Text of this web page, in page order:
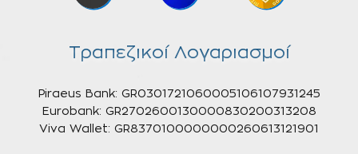
Τραπεζικοί Λογαριασμοί
Piraeus Bank: GR0301721060005106107931245
Eurobank: GR2702600130000830200313208
Viva Wallet: GR8370100000000260613121901